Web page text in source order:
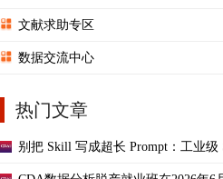
文献求助专区
数据交流中心
热门文章
别把 Skill 写成超长 Prompt：工业级